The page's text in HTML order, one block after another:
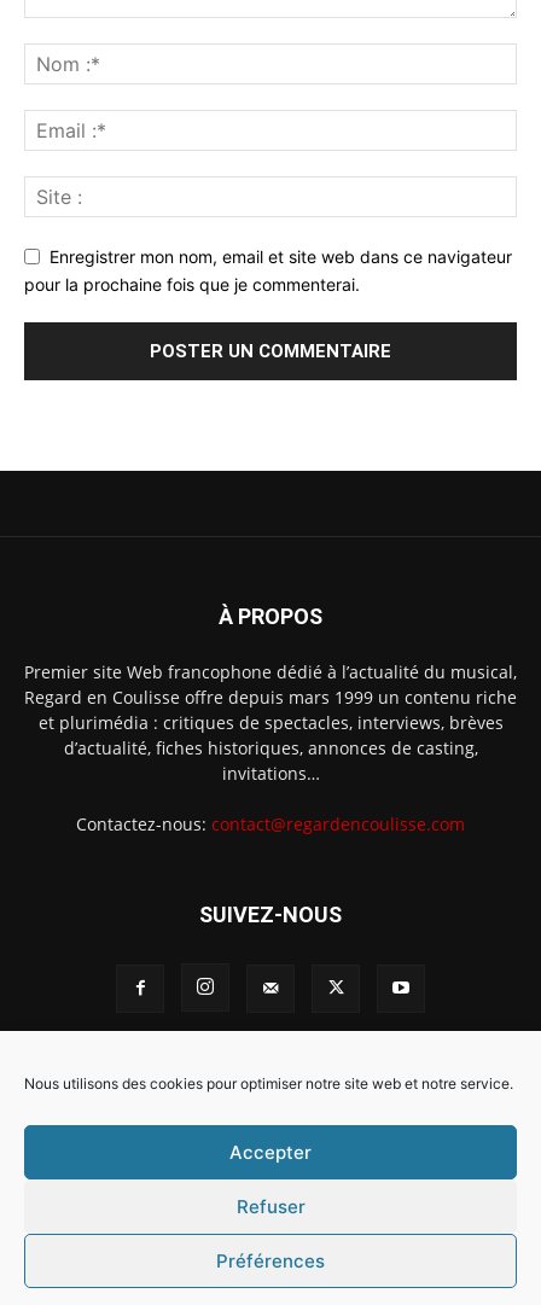
Nous utilisons des cookies pour optimiser notre site web et notre service.
Accepter
Refuser
Préférences
Enregistrer mon nom, email et site web dans ce navigateur
pour la prochaine fois que je commenterai.
À PROPOS
Premier site Web francophone dédié à l’actualité du musical,
Regard en Coulisse offre depuis mars 1999 un contenu riche
et plurimédia : critiques de spectacles, interviews, brèves
d’actualité, fiches historiques, annonces de casting,
invitations…
Contactez-nous: contact@regardencoulisse.com
SUIVEZ-NOUS
Intégration Ghislain Fayard
Mentions légales